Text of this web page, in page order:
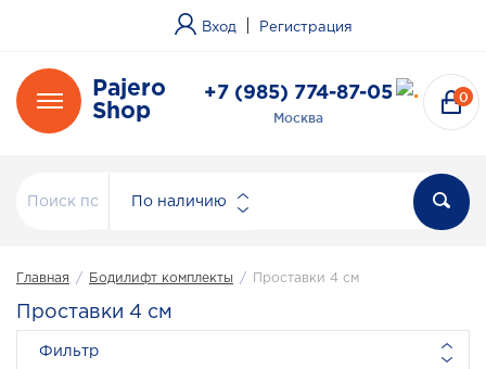
Вход Регистрация
Pajero
Shop
+7 (985) 774-87-05
Москва
0
По наличию
Фильтр
Главная / Бодилифт комплекты / Проставки 4 см
Проставки 4 см